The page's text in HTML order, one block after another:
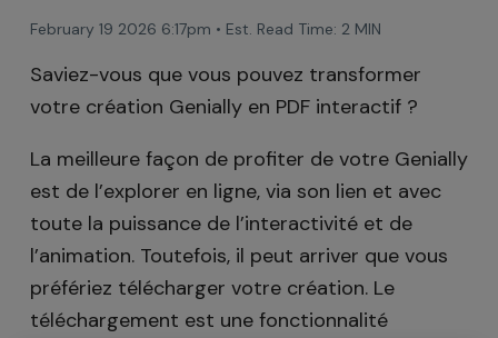
February 19 2026 6:17pm • Est. Read Time: 2 MIN
Saviez-vous que vous pouvez transformer
votre création Genially en PDF interactif ?
La meilleure façon de profiter de votre Genially
est de l’explorer en ligne, via son lien et avec
toute la puissance de l’interactivité et de
l’animation. Toutefois, il peut arriver que vous
préfériez télécharger votre création. Le
téléchargement est une fonctionnalité